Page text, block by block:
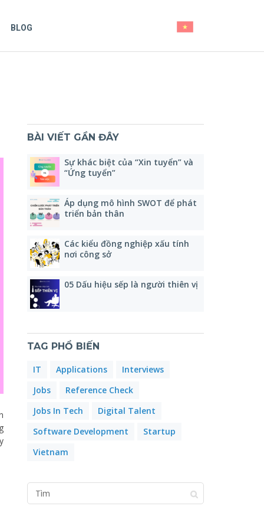
BLOG
BÀI VIẾT GẦN ĐÂY
Sự khác biệt của “Xin tuyển” và
“Ứng tuyển”
Áp dụng mô hình SWOT để phát
triển bản thân
Các kiểu đồng nghiệp xấu tính
nơi công sở
05 Dấu hiệu sếp là người thiên vị
TAG PHỔ BIẾN
IT Applications
Interviews
Jobs
Reference Check
Jobs In Tech
Digital Talent
Software Development
Startup
Vietnam